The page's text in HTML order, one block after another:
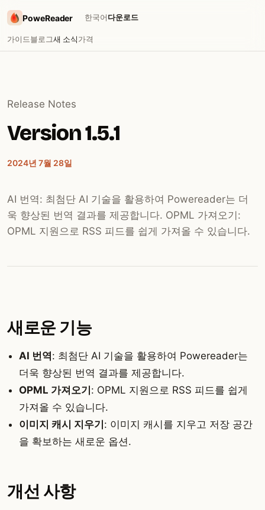
PoweReader
가이드블로그새 소식가격
한국어다운로드
Release Notes
Version 1.5.1
2024년 7월 28일
AI 번역: 최첨단 AI 기술을 활용하여 Powereader는 더
욱 향상된 번역 결과를 제공합니다. OPML 가져오기:
OPML 지원으로 RSS 피드를 쉽게 가져올 수 있습니다.
새로운 기능
AI 번역: 최첨단 AI 기술을 활용하여 Powereader는
더욱 향상된 번역 결과를 제공합니다.
OPML 가져오기 : OPML 지원으로 RSS 피드를 쉽게
가져올 수 있습니다.
이미지 캐시 지우기 : 이미지 캐시를 지우고 저장 공간
을 확보하는 새로운 옵션.
개선 사항